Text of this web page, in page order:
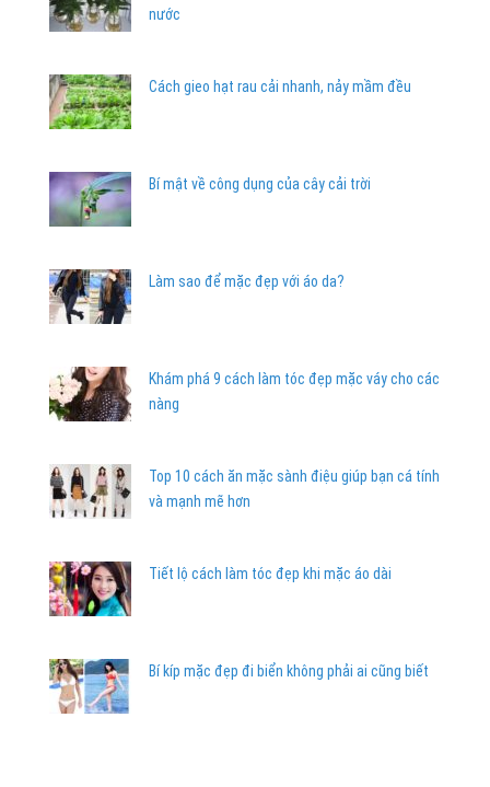
nước
Cách gieo hạt rau cải nhanh, nảy mầm đều
Bí mật về công dụng của cây cải trời
Làm sao để mặc đẹp với áo da?
Khám phá 9 cách làm tóc đẹp mặc váy cho các
nàng
Top 10 cách ăn mặc sành điệu giúp bạn cá tính
và mạnh mẽ hơn
Tiết lộ cách làm tóc đẹp khi mặc áo dài
Bí kíp mặc đẹp đi biển không phải ai cũng biết